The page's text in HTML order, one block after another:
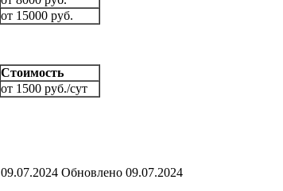
от 15000 руб.
Стоимость
от 1500 руб./сут
09.07.2024 Обновлено 09.07.2024